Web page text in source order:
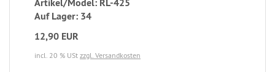
Artikel/Model: RL-425
Auf Lager: 34
12,90 EUR
incl. 20 % USt zzgl. Versandkosten